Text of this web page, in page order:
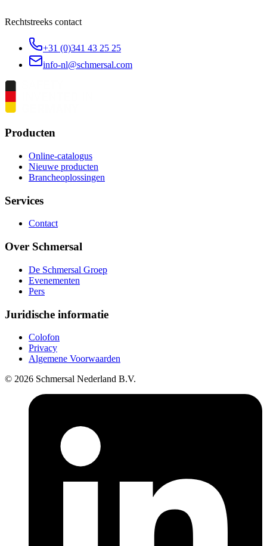
Rechtstreeks contact
+31 (0)341 43 25 25
info-nl@schmersal.com
Producten
Online-catalogus
Nieuwe producten
Brancheoplossingen
Services
Contact
Over Schmersal
De Schmersal Groep
Evenementen
Pers
Juridische informatie
Colofon
Privacy
Algemene Voorwaarden
© 2026 Schmersal Nederland B.V.